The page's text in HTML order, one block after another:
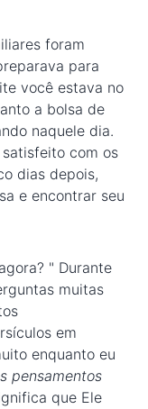
foram
para
você estava no
a bolsa de
naquele dia.
com os
dias depois,
e encontrar seu
" Durante
muitas
em
enquanto eu
pensamentos
que Ele